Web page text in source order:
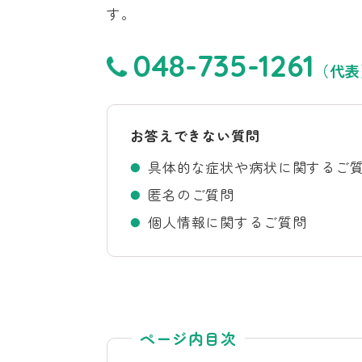
す。
048-735-1261 （代
お答えできない質問
具体的な症状や病状に関するご
匿名のご質問
個人情報に関するご質問
ページ内目次